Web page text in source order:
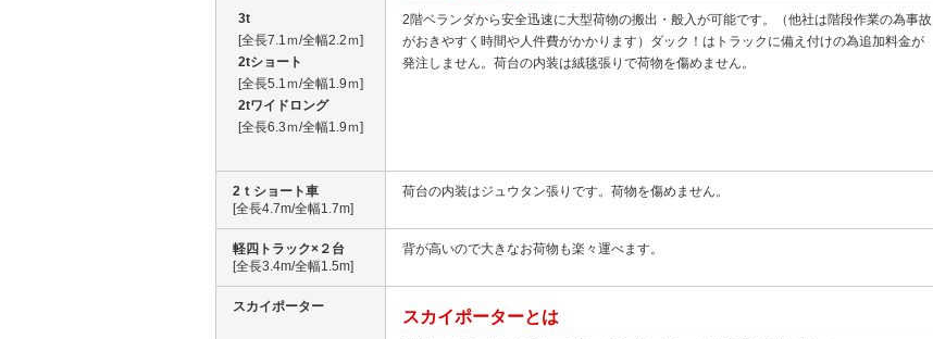
3t
[全長7.1ｍ/全幅2.2ｍ]
2tショート
[全長5.1ｍ/全幅1.9ｍ]
2tワイドロング
[全長6.3ｍ/全幅1.9ｍ]
2階ベランダから安全迅速に大型荷物の搬出・般入が可能です。（他社は階段作業の為事故
がおきやすく時間や人件費がかかります）ダック！はトラックに備え付けの為追加料金が
発注しません。荷台の内装は絨毯張りで荷物を傷めません。
2ｔショート車
[全長4.7m/全幅1.7m]
荷台の内装はジュウタン張りです。荷物を傷めません。
軽四トラック×２台
[全長3.4m/全幅1.5m]
背が高いので大きなお荷物も楽々運べます。
スカイポーター
スカイポーターとは